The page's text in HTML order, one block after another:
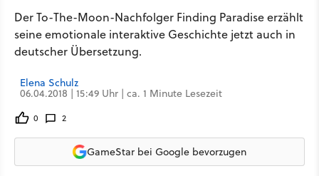
Der To-The-Moon-Nachfolger Finding Paradise erzählt
seine emotionale interaktive Geschichte jetzt auch in
deutscher Übersetzung.
Elena Schulz
06.04.2018 | 15:49 Uhr | ca. 1 Minute Lesezeit
0 2
GameStar bei Google bevorzugen